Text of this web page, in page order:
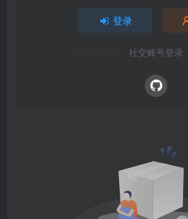
登录
社交账号登录